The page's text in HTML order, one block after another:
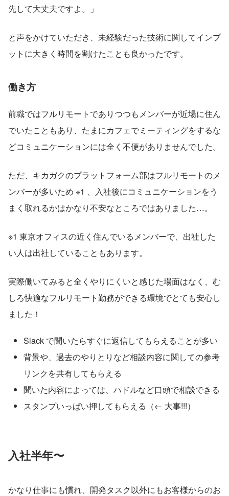
先して大丈夫ですよ。」
と声をかけていただき、未経験だった技術に関してインプ
ットに大きく時間を割けたことも良かったです。
働き方
前職ではフルリモートでありつつもメンバーが近場に住ん
でいたこともあり、たまにカフェでミーティングをするな
どコミュニケーションには全く不便がありませんでした。
ただ、キカガクのプラットフォーム部はフルリモートのメ
ンバーが多いため ※1 、入社後にコミュニケーションをう
まく取れるかはかなり不安なところではありました…。
※1 東京オフィスの近く住んでいるメンバーで、出社した
い人は出社していることもあります。
実際働いてみると全くやりにくいと感じた場面はなく、む
しろ快適なフルリモート勤務ができる環境でとても安心し
ました！
Slack で聞いたらすぐに返信してもらえることが多い
背景や、過去のやりとりなど相談内容に関しての参考
リンクを共有してもらえる
聞いた内容によっては、ハドルなど口頭で相談できる
スタンプいっぱい押してもらえる（← 大事!!!）
入社半年〜
かなり仕事にも慣れ、開発タスク以外にもお客様からのお